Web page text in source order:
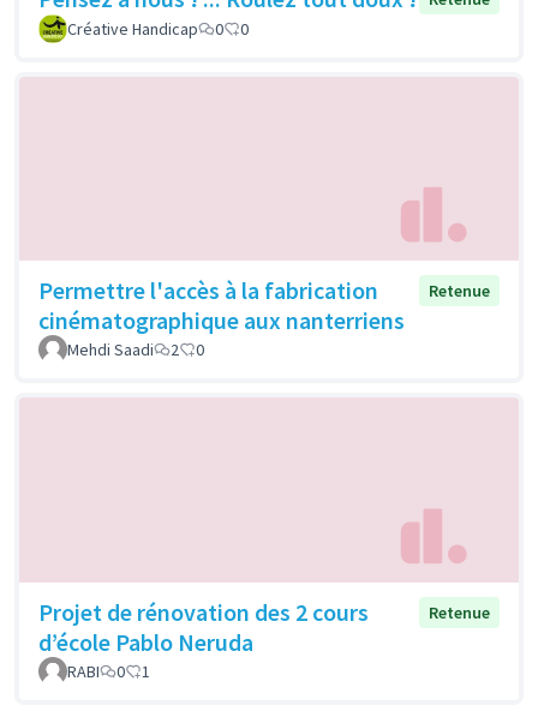
Créative Handicap
0 0
Permettre l'accès à la fabrication
cinématographique aux nanterriens
Retenue
Mehdi Saadi 2 0
Projet de rénovation des 2 cours
d’école Pablo Neruda
Retenue
RABI 0 1